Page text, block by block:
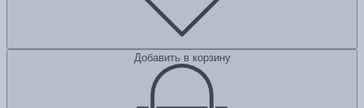
Добавить в корзину